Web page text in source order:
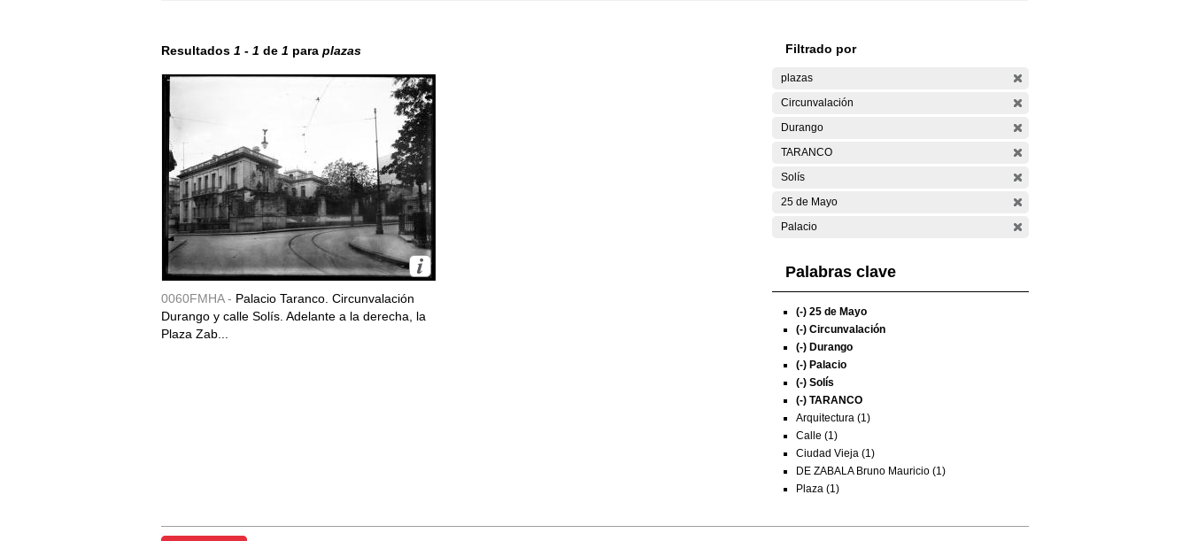
Resultados 1 - 1 de 1 para plazas
0060FMHA - Palacio Taranco. Circunvalación
Durango y calle Solís. Adelante a la derecha, la
Plaza Zab...
Filtrado por
plazas
Circunvalación
Durango
TARANCO
Solís
25 de Mayo
Palacio
Palabras clave
(-) 25 de Mayo
(-) Circunvalación
(-) Durango
(-) Palacio
(-) Solís
(-) TARANCO
Arquitectura (1)
Calle (1)
Ciudad Vieja (1)
DE ZABALA Bruno Mauricio (1)
Plaza (1)